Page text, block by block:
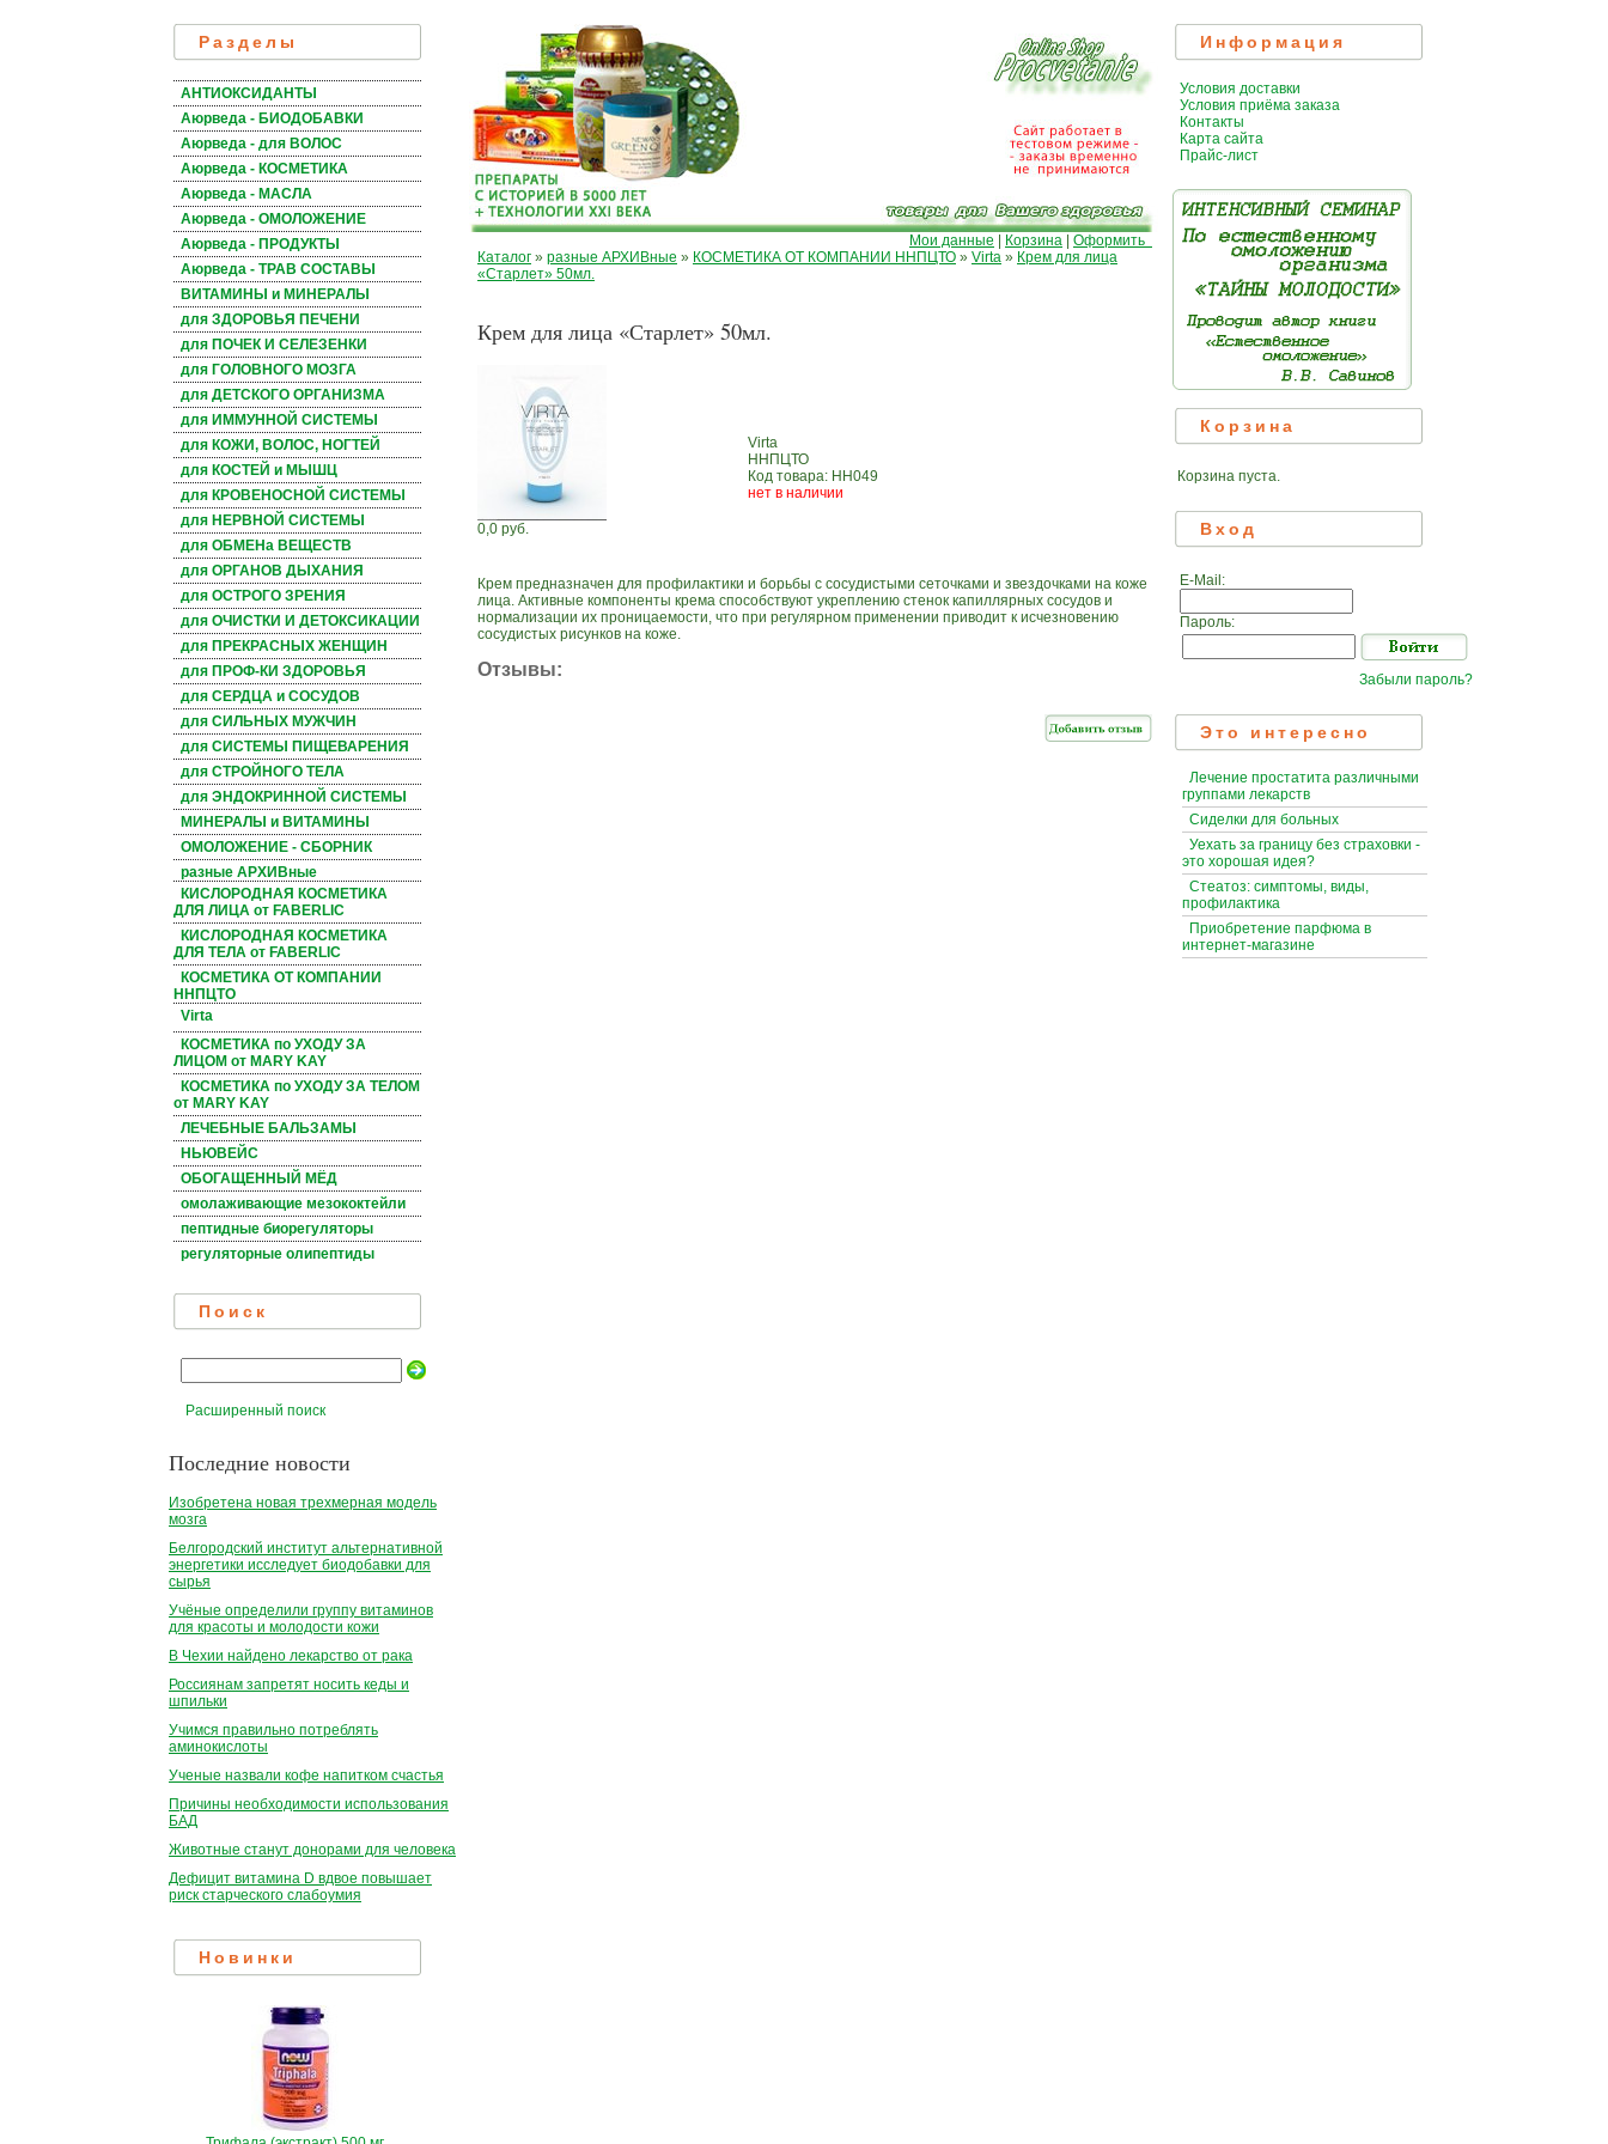
Разделы
АНТИОКСИДАНТЫ
Аюрведа - БИОДОБАВКИ
Аюрведа - для ВОЛОС
Аюрведа - КОСМЕТИКА
Аюрведа - МАСЛА
Аюрведа - ОМОЛОЖЕНИЕ
Аюрведа - ПРОДУКТЫ
Аюрведа - ТРАВ СОСТАВЫ
ВИТАМИНЫ и МИНЕРАЛЫ
для ЗДОРОВЬЯ ПЕЧЕНИ
для ПОЧЕК И СЕЛЕЗЕНКИ
для ГОЛОВНОГО МОЗГА
для ДЕТСКОГО ОРГАНИЗМА
для ИММУННОЙ СИСТЕМЫ
для КОЖИ, ВОЛОС, НОГТЕЙ
для КОСТЕЙ и МЫШЦ
для КРОВЕНОСНОЙ СИСТЕМЫ
для НЕРВНОЙ СИСТЕМЫ
для ОБМЕНа ВЕЩЕСТВ
для ОРГАНОВ ДЫХАНИЯ
для ОСТРОГО ЗРЕНИЯ
для ОЧИСТКИ И ДЕТОКСИКАЦИИ
для ПРЕКРАСНЫХ ЖЕНЩИН
для ПРОФ-КИ ЗДОРОВЬЯ
для СЕРДЦА и СОСУДОВ
для СИЛЬНЫХ МУЖЧИН
для СИСТЕМЫ ПИЩЕВАРЕНИЯ
для СТРОЙНОГО ТЕЛА
для ЭНДОКРИННОЙ СИСТЕМЫ
МИНЕРАЛЫ и ВИТАМИНЫ
ОМОЛОЖЕНИЕ - СБОРНИК
разные АРХИВные
КИСЛОРОДНАЯ КОСМЕТИКА
ДЛЯ ЛИЦА от FABERLIC
КИСЛОРОДНАЯ КОСМЕТИКА
ДЛЯ ТЕЛА от FABERLIC
КОСМЕТИКА ОТ КОМПАНИИ
ННПЦТО
Virta
КОСМЕТИКА по УХОДУ ЗА
ЛИЦОМ от MARY KAY
КОСМЕТИКА по УХОДУ ЗА ТЕЛОМ
от MARY KAY
ЛЕЧЕБНЫЕ БАЛЬЗАМЫ
НЬЮВЕЙС
ОБОГАЩЕННЫЙ МЁД
омолаживающие мезококтейли
пептидные биорегуляторы
регуляторные олипептиды
Поиск
Расширенный поиск
Последние новости
Изобретена новая трехмерная модель
мозга
Белгородский институт альтернативной
энергетики исследует биодобавки для
сырья
Учёные определили группу витаминов
для красоты и молодости кожи
В Чехии найдено лекарство от рака
Россиянам запретят носить кеды и
шпильки
Учимся правильно потреблять
аминокислоты
Ученые назвали кофе напитком счастья
Причины необходимости использования
БАД
Животные станут донорами для человека
Дефицит витамина D вдвое повышает
риск старческого слабоумия
Новинки
Мои данные Корзина
Оформить
Каталог » разные АРХИВные » КОСМЕТИКА ОТ КОМПАНИИ ННПЦТО » Virta » Крем для лица
«Старлет» 50мл.
Крем для лица «Старлет» 50мл.
0,0 руб.
Virta
ННПЦТО
Код товара: НН049
нет в наличии
Крем предназначен для профилактики и борьбы с сосудистыми сеточками и звездочками на коже
лица. Активные компоненты крема способствуют укреплению стенок капиллярных сосудов и
нормализации их проницаемости, что при регулярном применении приводит к исчезновению
сосудистых рисунков на коже.
Отзывы:
Информация
Условия доставки
Условия приёма заказа
Контакты
Карта сайта
Прайс-лист
Корзина
Корзина пуста.
Вход
E-Mail:
Пароль:
Забыли пароль?
Это интересно
Лечение простатита различными
группами лекарств
Сиделки для больных
Уехать за границу без страховки -
это хорошая идея?
Стеатоз: симптомы, виды,
профилактика
Приобретение парфюма в
интернет-магазине